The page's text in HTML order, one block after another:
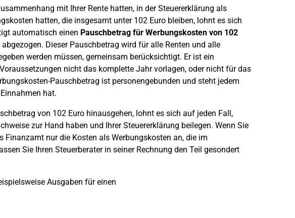
mit Ihrer Rente hatten, in der Steuererklärung als
hatten, die insgesamt unter 102 Euro bleiben, lohnt es sich
automatisch einen Pauschbetrag für Werbungskosten von 102
Dieser Pauschbetrag wird für alle Renten und alle
werden müssen, gemeinsam berücksichtigt. Er ist ein
nicht das komplette Jahr vorlagen, oder nicht für das
Pauschbetrag ist personengebunden und steht jedem
hat.
von 102 Euro hinausgehen, lohnt es sich auf jeden Fall,
zur Hand haben und Ihrer Steuererklärung beilegen. Wenn Sie
Finanzamt nur die Kosten als Werbungskosten an, die im
Sie Ihren Steuerberater in seiner Rechnung den Teil gesondert
Ausgaben für einen